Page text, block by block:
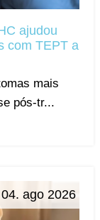
ajudou
com TEPT a
mais
pós-tr...
04. ago 2026